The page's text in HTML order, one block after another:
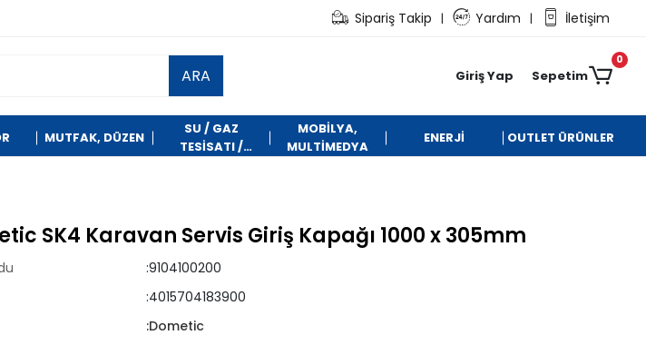
Sipariş Takip | Yardım | İletişim
ARA Giriş Yap Sepetim
0
MUTFAK, DÜZEN
SU / GAZ
TESİSATI /
MOBİLYA,
MULTİMEDYA
ENERJİ OUTLET ÜRÜNLER
SK4 Karavan Servis Giriş Kapağı 1000 x 305mm
:9104100200
:4015704183900
:Dometic